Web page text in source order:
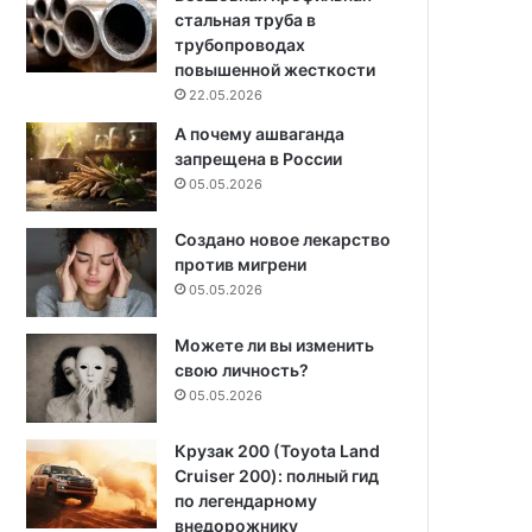
стальная труба в
трубопроводах
повышенной жесткости
22.05.2026
А почему ашваганда
запрещена в России
05.05.2026
Создано новое лекарство
против мигрени
05.05.2026
Можете ли вы изменить
свою личность?
05.05.2026
Крузак 200 (Toyota Land
Cruiser 200): полный гид
по легендарному
внедорожнику